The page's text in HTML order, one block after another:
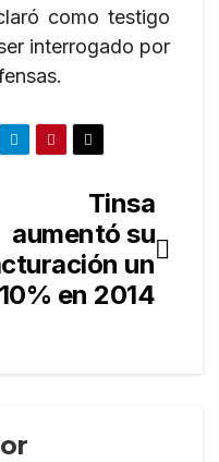
como testigo
interrogado por
Tinsa
aumentó su
un
10% en 2014